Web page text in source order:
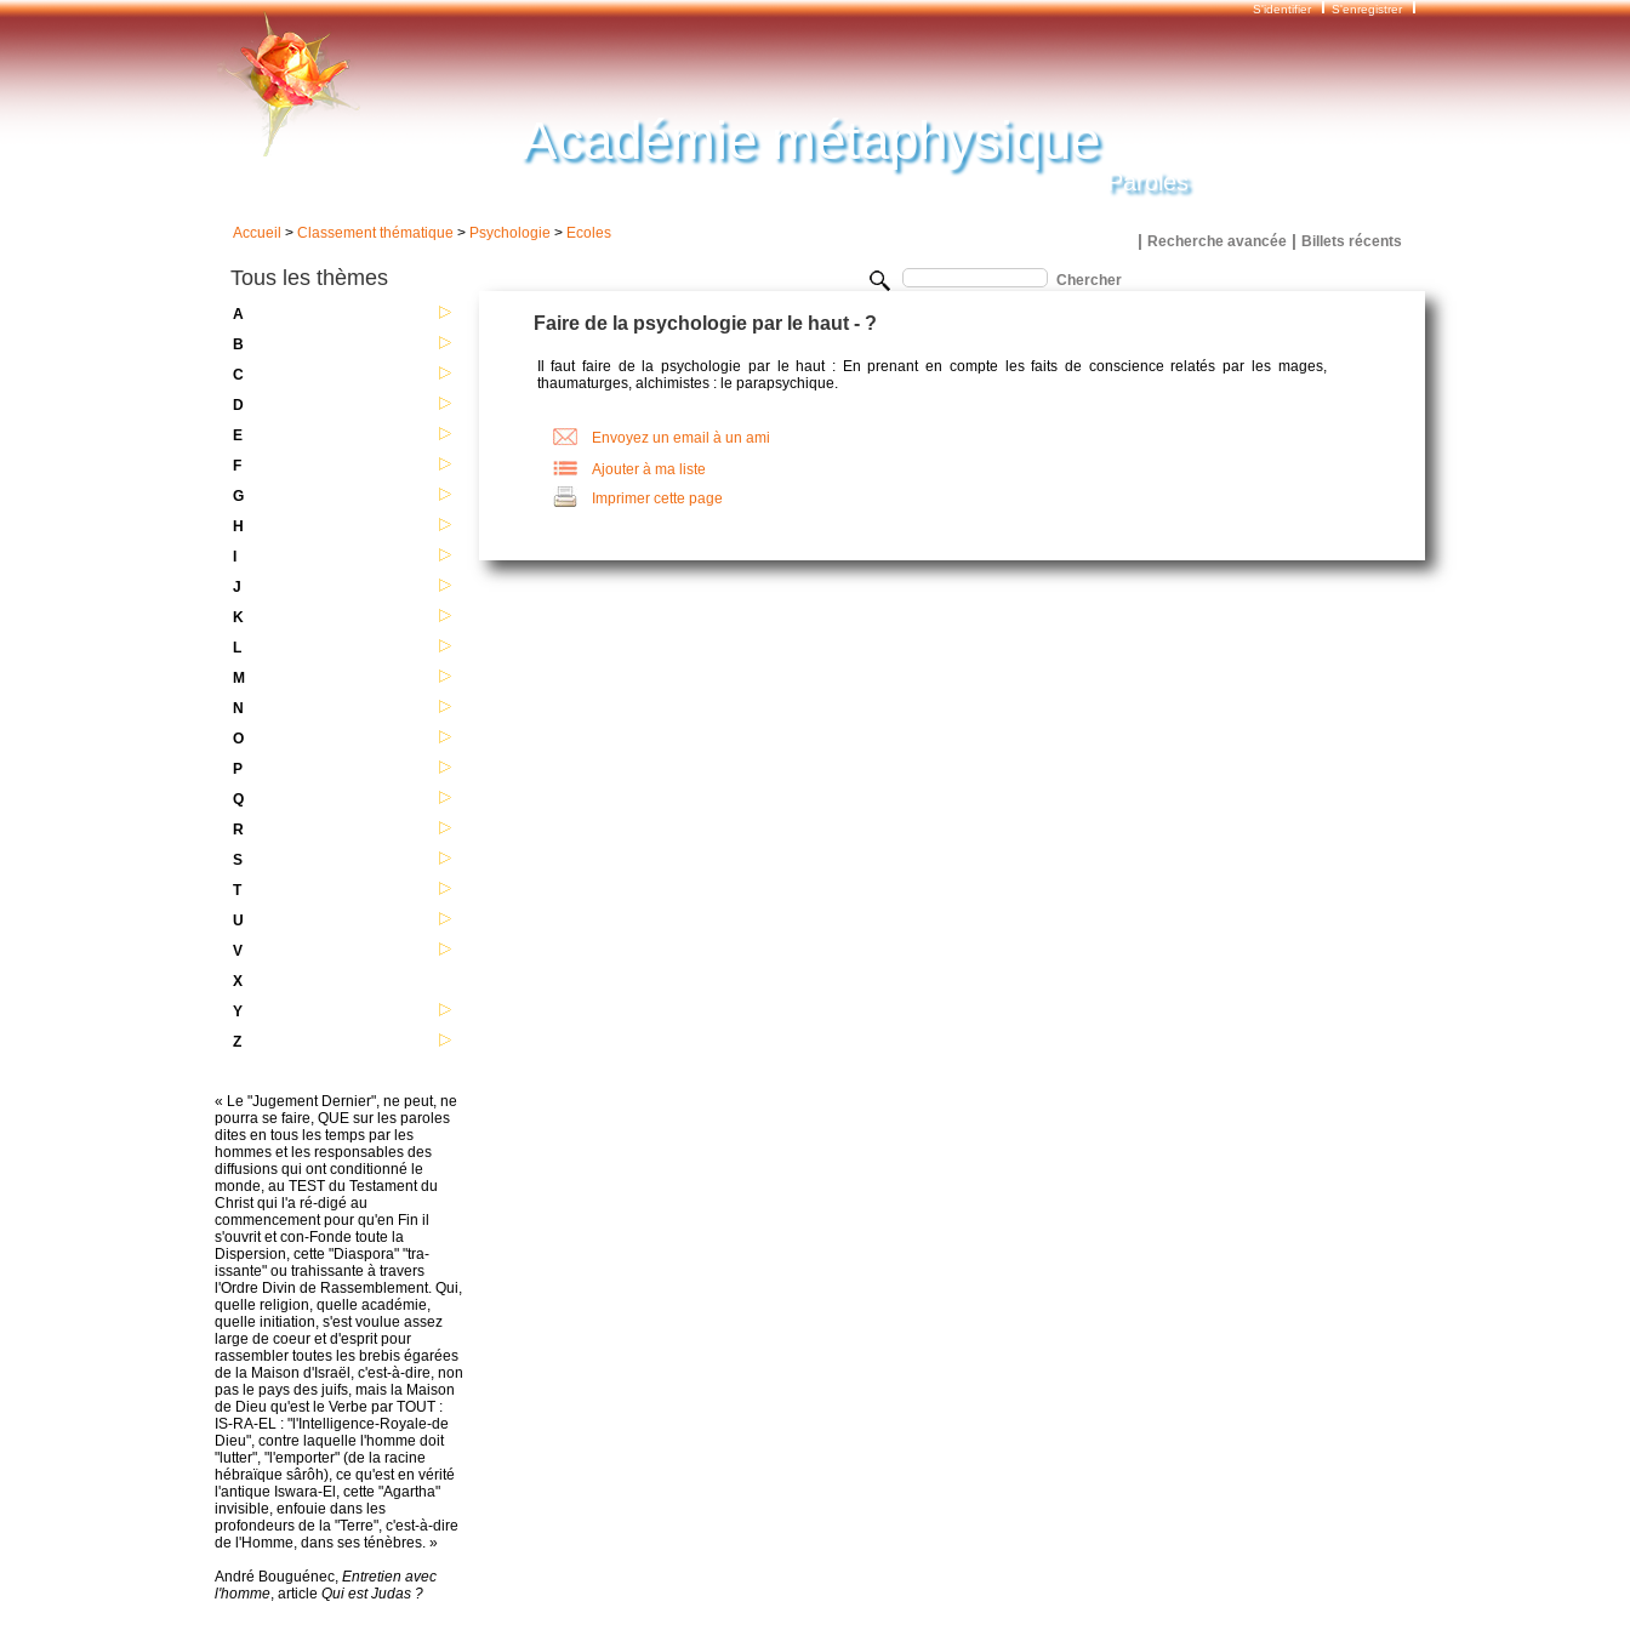
S'identifier S'enregistrer
| Recherche avancée| Billets récents
Académie métaphysique
Paroles
Accueil > Classement thématique > Psychologie > Ecoles
Tous les thèmes
A
B
C
D
E
F
G
H
J
K
L
M
N
O
P
Q
R
S
T
U
V
X
Y
Z
« Le "Jugement Dernier", ne peut, ne
pourra se faire, QUE sur les paroles
dites en tous les temps par les
hommes et les responsables des
diffusions qui ont conditionné le
monde, au TEST du Testament du
Christ qui l'a ré-digé au
commencement pour qu'en Fin il
s'ouvrit et con-Fonde toute la
Dispersion, cette "Diaspora" "tra-
issante" ou trahissante à travers
l'Ordre Divin de Rassemblement. Qui,
quelle religion, quelle académie,
quelle initiation, s'est voulue assez
large de coeur et d'esprit pour
rassembler toutes les brebis égarées
de la Maison d'Israël, c'est-à-dire, non
pas le pays des juifs, mais la Maison
de Dieu qu'est le Verbe par TOUT :
IS-RA-EL : "l'Intelligence-Royale-de
Dieu", contre laquelle l'homme doit
"lutter", "l'emporter" (de la racine
hébraïque sârôh), ce qu'est en vérité
l'antique Iswara-El, cette "Agartha"
invisible, enfouie dans les
profondeurs de la "Terre", c'est-à-dire
de l'Homme, dans ses ténèbres. »
André Bouguénec, Entretien avec
l'homme, article Qui est Judas ?
Faire de la psychologie par le haut - ?
Il faut faire de la psychologie par le haut : En prenant en compte les faits de conscience relatés par les mages,
thaumaturges, alchimistes : le parapsychique.
Envoyez un email à un ami
Ajouter à ma liste
Imprimer cette page